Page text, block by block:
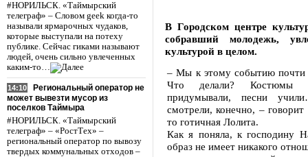
#НОРИЛЬСК. «Таймырский
телеграф» – Словом geek когда-то
называли ярмарочных чудаков,
которые выступали на потеху
публике. Сейчас гиками называют
людей, очень сильно увлеченных
каким-то…
14:10
Региональный оператор не
может вывезти мусор из
поселков Таймыра
#НОРИЛЬСК. «Таймырский
телеграф» – «РостТех» –
региональный оператор по вывозу
твердых коммунальных отходов –
В Городском центре
собравший молодежь,
культурой в целом.
– Мы к этому событию почти
Что делали? Костюмы
придумывали, песни
смотрели, конечно, –
то готичная Лолита.
Как я поняла, к господину
образ не имеет никакого